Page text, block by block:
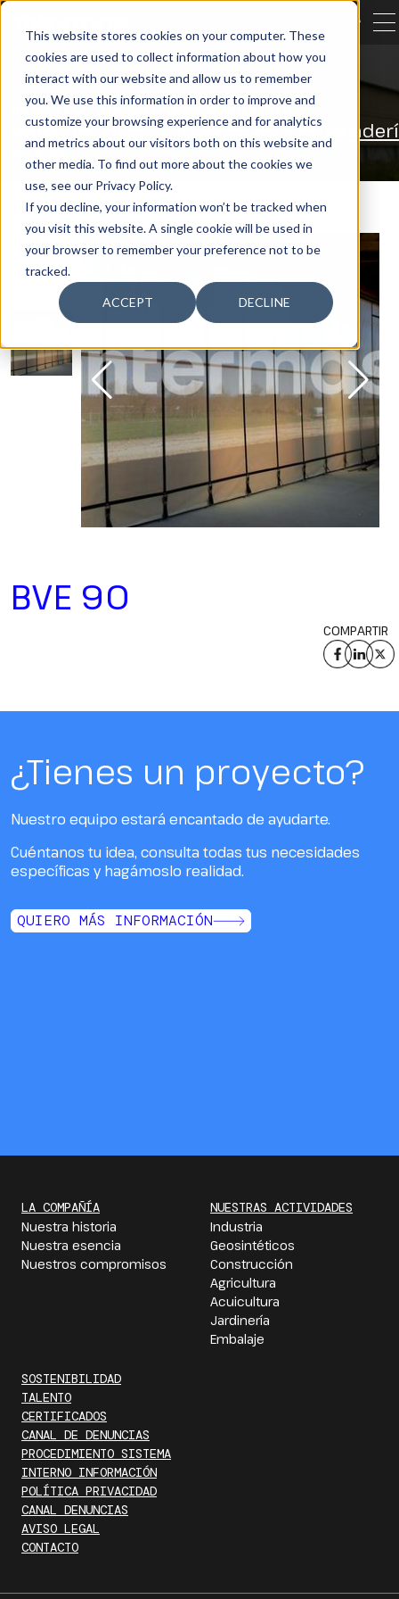
This website stores cookies on your computer. These
cookies are used to collect information about how you
interact with our website and allow us to remember
you. We use this information in order to improve and
customize your browsing experience and for analytics
and metrics about our visitors both on this website and
other media. To find out more about the cookies we
use, see our Privacy Policy.
If you decline, your information won’t be tracked when
you visit this website. A single cookie will be used in
your browser to remember your preference not to be
tracked.
ACCEPT DECLINE
BUSCAR
CERRAR
Nuestras actividades Agricultura
Mallas técnicas y sistemas para la
BVE 90
BVE 90
COMPARTIR
¿Tienes un proyecto?
Nuestro equipo estará encantado de ayudarte.
Cuéntanos tu idea, consulta todas tus necesidades
específicas y hagámoslo realidad.
QUIERO MÁS INFORMACIÓN
LA COMPAÑÍA
Nuestra historia
Nuestra esencia
Nuestros compromisos
NUESTRAS ACTIVIDADES
Industria
Geosintéticos
Construcción
Agricultura
Acuicultura
Jardinería
Embalaje
SOSTENIBILIDAD
TALENTO
CERTIFICADOS
CANAL DE DENUNCIAS
PROCEDIMIENTO SISTEMA
INTERNO INFORMACIÓN
POLÍTICA PRIVACIDAD
CANAL DENUNCIAS
AVISO LEGAL
CONTACTO